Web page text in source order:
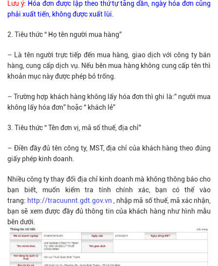
Lưu ý: Hóa đơn được lập theo thứ tự tăng dần, ngày hóa đơn cũng
phải xuất tiến, không được xuất lùi.
Tiêu thức “ Họ tên người mua hàng”
– Là tên người trực tiếp đến mua hàng, giao dịch với công ty bán
hàng, cung cấp dịch vụ. Nếu bên mua hàng không cung cấp tên thì
khoản mục này được phép bỏ trống.
– Trường hợp khách hàng không lấy hóa đơn thì ghi là:” người mua
không lấy hóa đơn” hoặc “ khách lẻ”
Tiêu thức “ Tên đơn vị, mã số thuế, địa chỉ”
– Điền đầy đủ tên công ty, MST, địa chỉ của khách hàng theo đúng
giấy phép kinh doanh.
Nhiều công ty thay đổi địa chỉ kinh doanh mà không thông báo cho
bạn biết, muốn kiểm tra tính chính xác, bạn có thể vào
trang: http://tracuunnt.gdt.gov.vn , nhập mã số thuế, mã xác nhận,
bạn sẽ xem được đầy đủ thông tin của khách hàng như hình mẫu
bên dưới.